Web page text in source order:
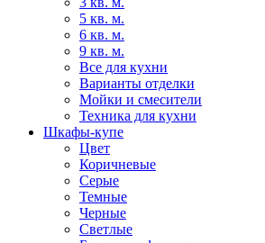
5 кв. м.
6 кв. м.
9 кв. м.
Все для кухни
Варианты отделки
Мойки и смесители
Техника для кухни
Шкафы-купе
Цвет
Коричневые
Серые
Темные
Черные
Светлые